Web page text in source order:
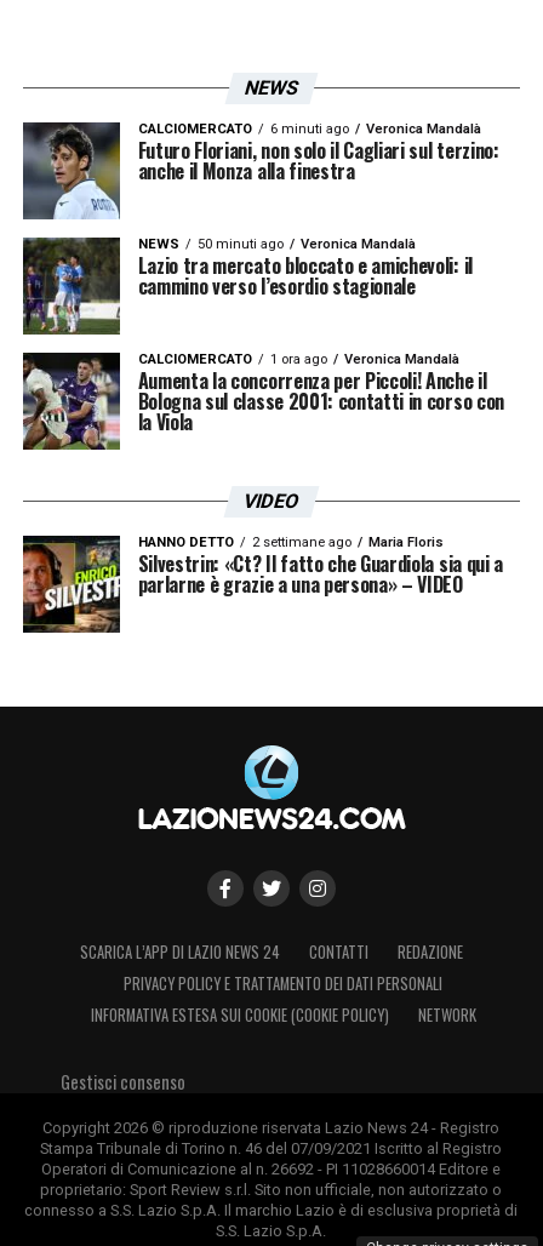
NEWS
CALCIOMERCATO 6 minuti ago Veronica Mandalà
Futuro Floriani, non solo il Cagliari sul terzino:
anche il Monza alla finestra
NEWS 50 minuti ago Veronica Mandalà
Lazio tra mercato bloccato e amichevoli: il
cammino verso l’esordio stagionale
CALCIOMERCATO 1 ora ago Veronica Mandalà
Aumenta la concorrenza per Piccoli! Anche il
Bologna sul classe 2001: contatti in corso con
la Viola
VIDEO
HANNO DETTO 2 settimane ago Maria Floris
Silvestrin: «Ct? Il fatto che Guardiola sia qui a
parlarne è grazie a una persona» – VIDEO
SCARICA L’APP DI LAZIO NEWS 24 CONTATTI
REDAZIONE
PRIVACY POLICY E TRATTAMENTO DEI DATI PERSONALI
INFORMATIVA ESTESA SUI COOKIE (COOKIE POLICY)
NETWORK
Gestisci consenso
Copyright 2026 © riproduzione riservata Lazio News 24 - Registro
Stampa Tribunale di Torino n. 46 del 07/09/2021 Iscritto al Registro
Operatori di Comunicazione al n. 26692 - PI 11028660014 Editore e
proprietario: Sport Review s.r.l. Sito non ufficiale, non autorizzato o
connesso a S.S. Lazio S.p.A. Il marchio Lazio è di esclusiva proprietà di
S.S. Lazio S.p.A.